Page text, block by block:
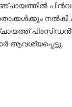
ആവശ്യപ്പെട്ടു.